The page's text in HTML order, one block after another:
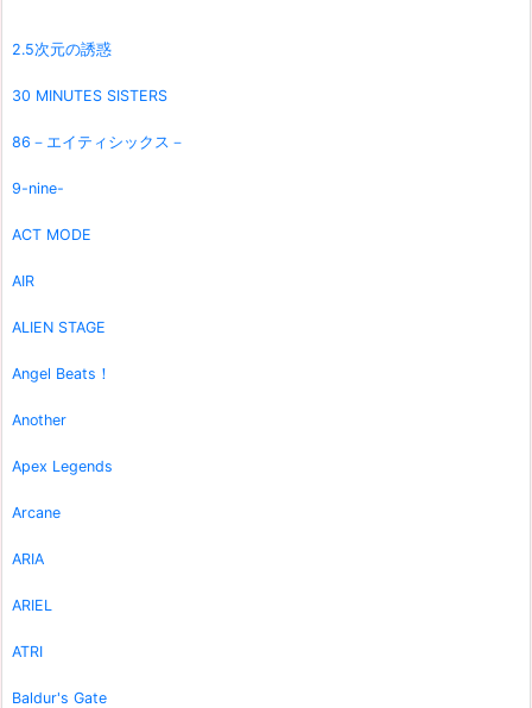
2.5次元の誘惑
30 MINUTES SISTERS
86－エイティシックス－
9-nine-
ACT MODE
AIR
ALIEN STAGE
Angel Beats！
Another
Apex Legends
Arcane
ARIA
ARIEL
ATRI
Baldur's Gate